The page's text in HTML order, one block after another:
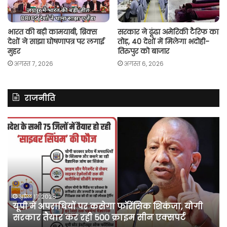
भारत की बड़ी कामयाबी, ब्रिक्स
देशों ने साझा घोषणापत्र पर लगाई
मुहर
अगस्त 7, 2026
सरकार ने ढूंढा अमेरिकी टैरिफ का
तोड़, 40 देशों में मिलेगा भदोही-
तिरुपुर को बाजार
अगस्त 6, 2026
राजनीति
असम
में
कांग्रेस
नेता
पवन
खेड़ा
को
अप्रैल 10, 2026
असम में दर्ज मामले में कांग्रेस नेता पवन खेड़ा को एक
सप्ताह की अग्रिम जमानत